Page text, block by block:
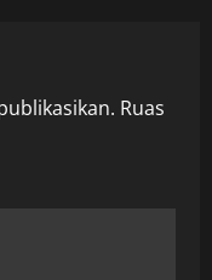
Ruas